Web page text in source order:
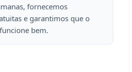
fornecemos
e garantimos que o
bem.